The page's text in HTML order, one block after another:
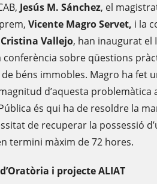
Jesús M. Sánchez, el
Vicente Magro Servet, i la
Cristina Vallejo, han inaugurat el
conferència sobre qüestions
de béns immobles. Magro ha fet
d’aquesta
és qui ha de resoldre la
de recuperar la possessió
termini màxim de 72 hores.
i projecte ALIAT